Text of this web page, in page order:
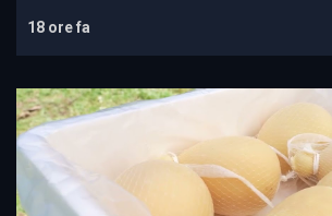
18 ore fa